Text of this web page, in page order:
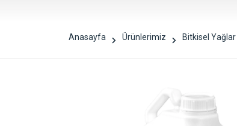
Anasayfa Ürünlerimiz Bitkisel